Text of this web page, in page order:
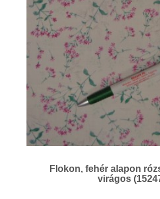
Flokon, fehér alapon
virágos